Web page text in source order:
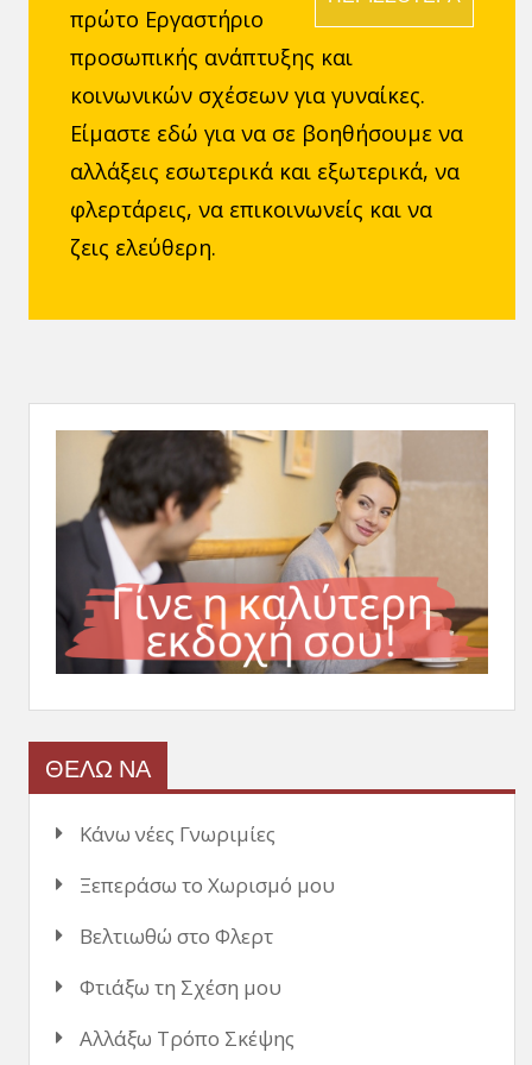
πρώτο Εργαστήριο
προσωπικής ανάπτυξης και
κοινωνικών σχέσεων για γυναίκες.
Είμαστε εδώ για να σε βοηθήσουμε να
αλλάξεις εσωτερικά και εξωτερικά, να
φλερτάρεις, να επικοινωνείς και να
ζεις ελεύθερη.
ΘΕΛΩ ΝΑ
Κάνω νέες Γνωριμίες
Ξεπεράσω το Χωρισμό μου
Βελτιωθώ στο Φλερτ
Φτιάξω τη Σχέση μου
Αλλάξω Τρόπο Σκέψης